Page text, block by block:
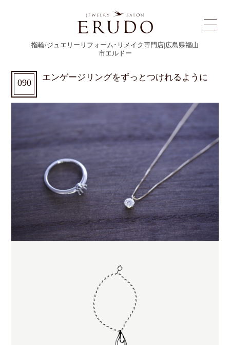
指輪/ジュエリーリフォーム･リメイク専門店|広島県福山
市エルドー
090
エンゲージリングをずっとつけれるように